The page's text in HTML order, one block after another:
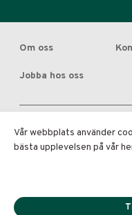
Om oss
Jobba hos oss
Copyright © Diakrit 2026.
Vår webbplats använder
bästa upplevelsen på vår